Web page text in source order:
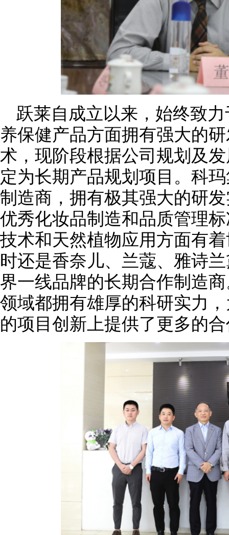
跃莱自成立以来，始终致
养保健产品方面拥有强大的
术，现阶段根据公司规划及
定为长期产品规划项目。科
制造商，拥有极其强大的研
优秀化妆品制造和品质管理
技术和天然植物应用方面有
时还是香奈儿、兰蔻、雅诗
界一线品牌的长期合作制造
领域都拥有雄厚的科研实力
的项目创新上提供了更多的